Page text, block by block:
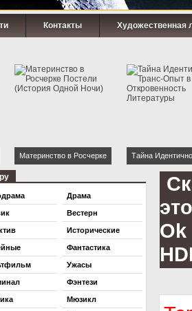
Контакты Художественная
Материнство в Росчерке
Тайна
Транс-Опыт в
Откровенность
Литературы
Ok
Драма
Вестерн
Исторические
Фантастика
Ужасы
Фэнтези
Мюзикл